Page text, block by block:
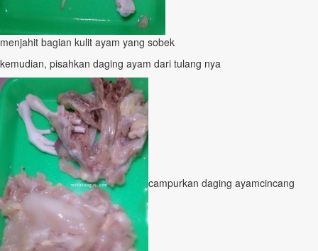
menjahit bagian kulit ayam yang sobek
kemudian, pisahkan daging ayam dari tulang nya
campurkan daging ayamcincang